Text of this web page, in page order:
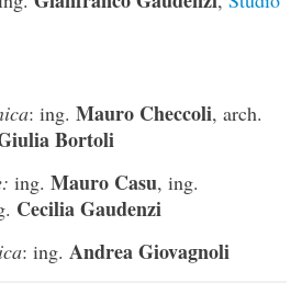
: ing.Mauro Checcoli, arch.
Bortoli
ing.Mauro Casu, ing.
Cecilia Gaudenzi
: ing. Andrea Giovagnoli